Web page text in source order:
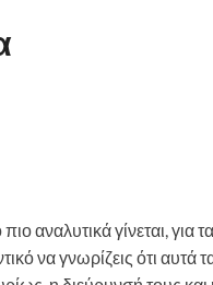
αναλυτικά γίνεται, για τα
να γνωρίζεις ότι αυτά